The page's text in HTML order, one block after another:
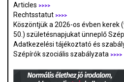
Articles >>>>
Rechtsstatut >>>>
Köszöntjük a 2026-os évben kerek
50.) születésnapjukat ünneplő
Adatkezelési tájékoztató és
Szépírók szociális szabályzata >>>>